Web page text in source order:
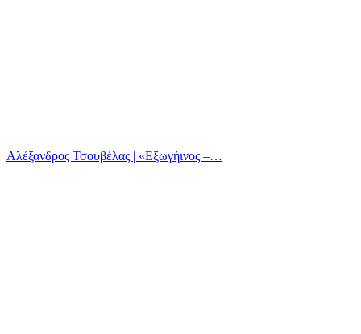
Αλέξανδρος Τσουβέλας | «Εξωγήινος –…